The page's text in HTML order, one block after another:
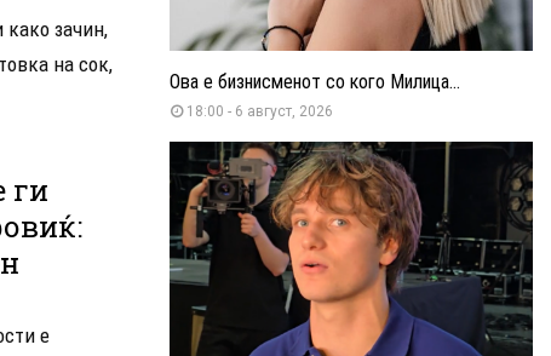
како зачин,
на сок,
ги
е
Ова е бизнисменот со кого Милица...
18:00 - 6 август, 2026